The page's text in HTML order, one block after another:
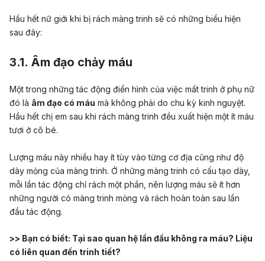
Hầu hết nữ giới khi bị rách màng trinh sẽ có những biểu hiện
sau đây:
3.1. Âm đạo chảy máu
Một trong những tác động điển hình của việc mất trinh ở phụ nữ
đó là âm đạo có máu mà không phải do chu kỳ kinh nguyệt.
Hầu hết chị em sau khi rách màng trinh đều xuất hiện một ít máu
tươi ở cô bé.
Lượng máu này nhiều hay ít tùy vào từng cơ địa cũng như độ
dày mỏng của màng trinh. Ở những màng trinh có cấu tạo dày,
mỗi lần tác động chỉ rách một phần, nên lượng máu sẽ ít hơn
những người có màng trinh mỏng và rách hoàn toàn sau lần
đầu tác động.
>> Bạn có biết: Tại sao quan hệ lần đầu không ra máu? Liệu
có liên quan đến trinh tiết?